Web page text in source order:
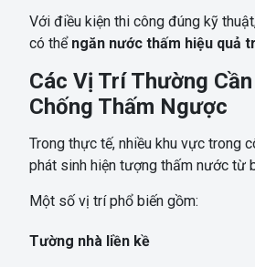
Với điều kiện thi công đúng kỹ
có thể ngăn nước thấm hiệu quả
Các Vị Trí Thường
Chống Thấm Ngược
Trong thực tế, nhiều khu vực trong
phát sinh hiện tượng thấm nước từ
Một số vị trí phổ biến gồm:
Tường nhà liền kề